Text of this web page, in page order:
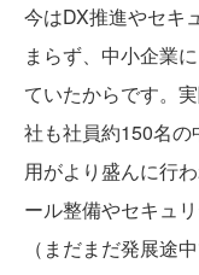
今はDX推進やセキ
まらず、中小企業
ていたからです。
社も社員約150名
用がより盛んに行
ール整備やセキュ
（まだまだ発展途